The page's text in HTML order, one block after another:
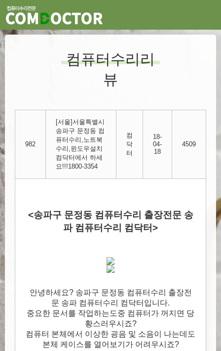
컴퓨터수리리
뷰
982
[서울]서울특별시
송파구 문정동 컴
퓨터수리,노트북
수리,윈도우설치
컴닥터에서 하세
요!!!1800-3354
컴
닥
터
18-
04-
18
4509
<송파구 문정동 컴퓨터수리 출장전문 송
파 컴퓨터수리 컴닥터>
안녕하세요? 송파구 문정동 컴퓨터수리 출장전
문 송파 컴퓨터수리 컴닥터입니다.
중요한 문서를 작업하는도중 컴퓨터가 꺼지면 당
황스러우시죠?
컴퓨터 본체에서 이상한 굉음 및 소음이 나는데도
본체 케이스를 열어보기가 어려우시죠?